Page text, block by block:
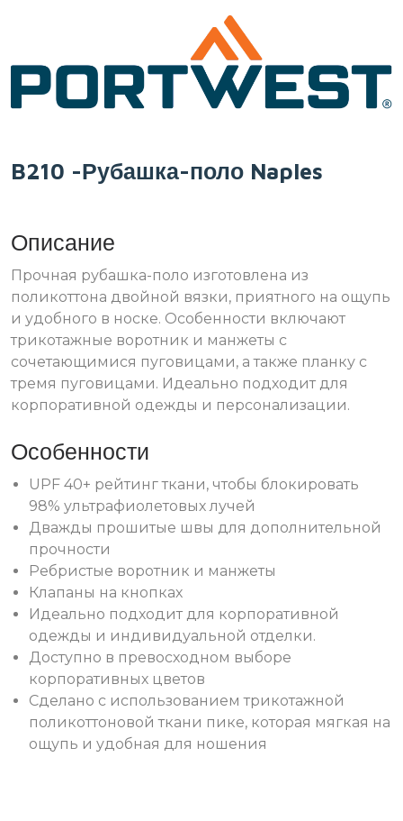
B210 -Рубашка-поло Naples
Описание
Прочная рубашка-поло изготовлена из
поликоттона двойной вязки, приятного на ощупь
и удобного в носке. Особенности включают
трикотажные воротник и манжеты с
сочетающимися пуговицами, а также планку с
тремя пуговицами. Идеально подходит для
корпоративной одежды и персонализации.
Особенности
UPF 40+ рейтинг ткани, чтобы блокировать
98% ультрафиолетовых лучей
Дважды прошитые швы для дополнительной
прочности
Ребристые воротник и манжеты
Клапаны на кнопках
Идеально подходит для корпоративной
одежды и индивидуальной отделки.
Доступно в превосходном выборе
корпоративных цветов
Сделано с использованием трикотажной
поликоттоновой ткани пике, которая мягкая на
ощупь и удобная для ношения